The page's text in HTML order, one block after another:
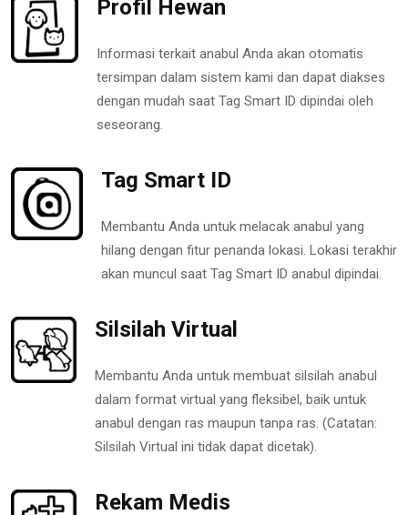
Profil Hewan
Informasi terkait anabul Anda akan otomatis
tersimpan dalam sistem kami dan dapat diakses
dengan mudah saat Tag Smart ID dipindai oleh
seseorang.
Tag Smart ID
Membantu Anda untuk melacak anabul yang
hilang dengan fitur penanda lokasi. Lokasi terakhir
akan muncul saat Tag Smart ID anabul dipindai.
Silsilah Virtual
Membantu Anda untuk membuat silsilah anabul
dalam format virtual yang fleksibel, baik untuk
anabul dengan ras maupun tanpa ras. (Catatan:
Silsilah Virtual ini tidak dapat dicetak).
Rekam Medis